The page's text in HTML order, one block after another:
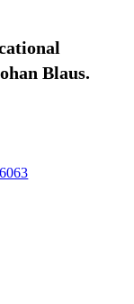
Blaus.
6063